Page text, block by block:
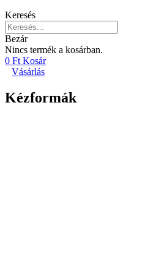
Keresés
Bezár
Nincs termék a kosárban.
0 Ft Kosár
Vásárlás
Kézformák